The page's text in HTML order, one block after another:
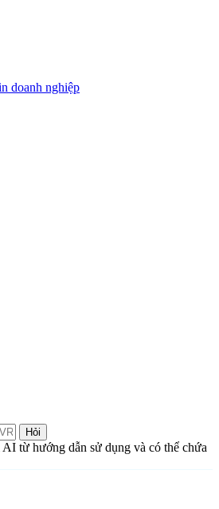
doanh nghiệp
Hỏi
từ hướng dẫn sử dụng và có thể chứa